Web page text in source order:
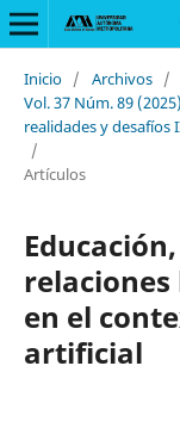
Inicio / Archivos /
Vol. 37 Núm. 89
realidades y desafíos
/
Artículos
en el
artificial